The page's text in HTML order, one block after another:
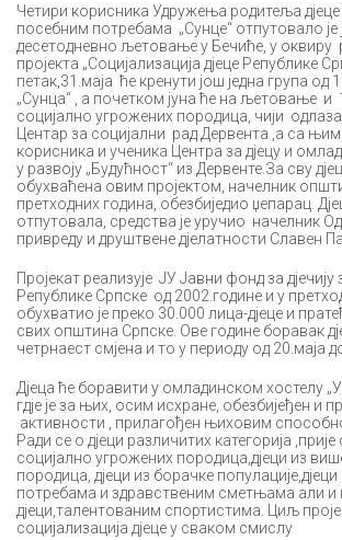
Четири корисника Удружења родитеља
посебним потребама „Сунце“ отпутовало је
десетодневно љетовање у Бечиће, у оквиру
пројекта „Социјализација дјеце Републике
петак,31.маја ће кренути још једна група од
„Сунца“ , а почетком јуна ће на љетовање и
социјално угрожених породица, чији
Центар за социјални рад Дервента ,а са
корисника и ученика Центра за дјецу и
у развоју „Будућност“ из Дервенте.За сву
обухваћена овим пројектом, начелник
претходних година, обезбиједио џепарац.
отпутовала, средства је уручио начелник
привреду и друштвене дјелатности Славен
Пројекат реализује ЈУ Јавни фонд за дјечију
Републике Српске од 2002.године и у
обухватио је преко 30.000 лица-дјеце и
свих општина Српске. Ове године боравак
четрнаест смјена и то у периоду од 20.маја
Дјеца ће боравити у омладинском хостелу
гдје је за њих, осим исхране, обезбијеђен и
активности , прилагођен њиховим
Ради се о дјеци различитих категорија ,прије
социјално угрожених породица,дјеци из
породица, дјеци из борачке
потребама и здравственим сметњама али и
дјеци,талентованим спортистима. Циљ
социјализација дјеце у сваком смислу